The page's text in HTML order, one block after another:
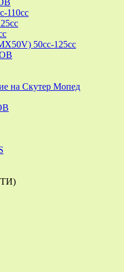
110cc
50cc-125cc
на Скутер Мопед